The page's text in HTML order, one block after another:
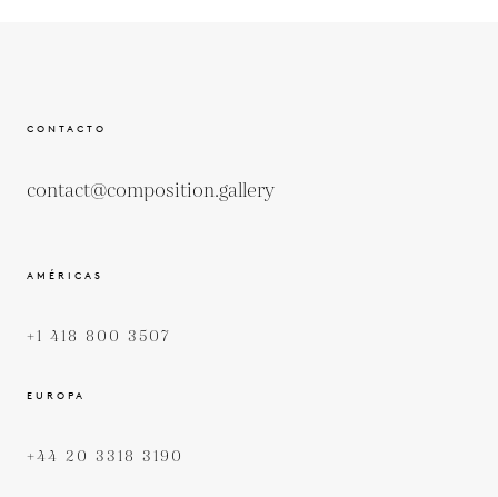
CONTACTO
contact@composition.gallery
AMÉRICAS
+1 418 800 3507
EUROPA
+44 20 3318 3190